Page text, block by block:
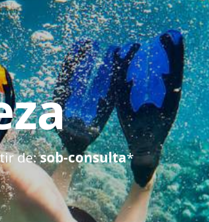
de:sob-consulta*